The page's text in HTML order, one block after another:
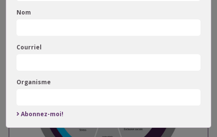
Nom
Courriel
Organisme
Abonnez-moi!